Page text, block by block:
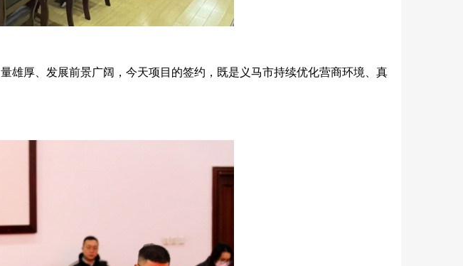
雄厚、发展前景广阔，今天项目的签约，既是义马市持续优化营商环境、真